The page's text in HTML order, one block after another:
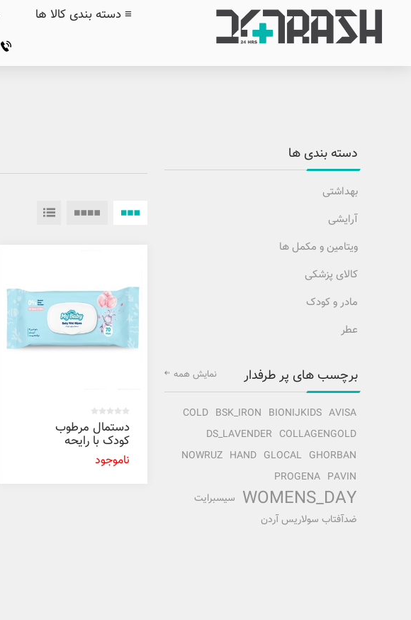
≡ دسته بندی کالا ها
دستمال مرطوب
کودک با رایحه
عددی
ناموجود
دسته بندی ها
بهداشتی
آرایشی
ویتامین و مکمل ها
کالای پزشکی
مادر و کودک
عطر
برچسب های پر طرفدار
AVISA
BIONIJKIDS
BSK_IRON
COLD
COLLAGENGOLD
DS_LAVENDER
GHORBAN
GLOCAL
HAND
NOWRUZ
PAVIN
PROGENA
WOMENS_DAY سیسبرایت
ضدآفتاب سولاریس آردن
نمایش همه